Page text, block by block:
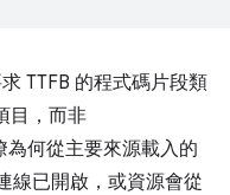
TTFB 的程式碼片段類
目，而非
為何從主要來源載入的
線已開啟，或資源會從